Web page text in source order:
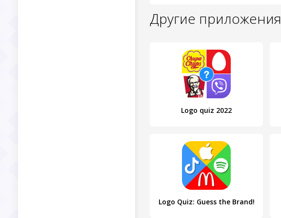
Другие приложения
Logo quiz 2022
Logo Quiz: Guess the Brand!